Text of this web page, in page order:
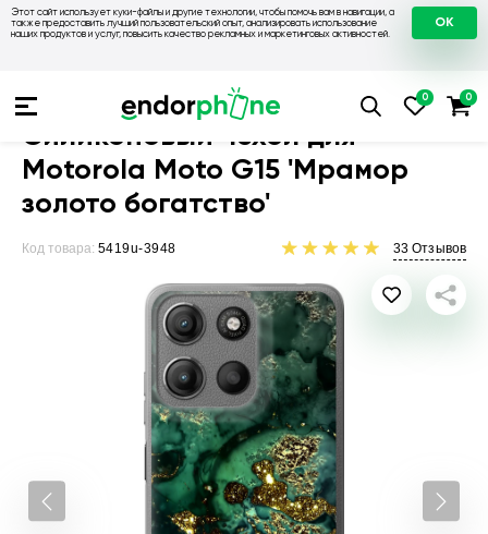
Этот сайт использует куки-файлы и другие технологии, чтобы помочь вам в навигации, а
также предоставить лучший пользовательский опыт, анализировать использование
наших продуктов и услуг, повысить качество рекламных и маркетинговых активностей.
OK
Чехлы на Motorola Чехол для
Силиконовый чехол для
Motorola Moto G15 'Мрамор
золото богатство'
Код товара: 5419u-3948 33 Отзывов